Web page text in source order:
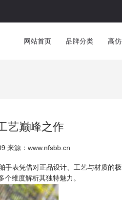
网站首页 品牌分类 高
艺巅峰之作
来源：www.nfsbb.cn
手表凭借对正品设计、工艺与材质的
个维度解析其独特魅力。